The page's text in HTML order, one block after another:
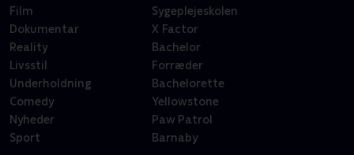
Film
Dokumentar
Reality
Livsstil
Underholdning
Comedy
Nyheder
Sport
Sygeplejeskolen
X Factor
Bachelor
Forræder
Bachelorette
Yellowstone
Paw Patrol
Barnaby